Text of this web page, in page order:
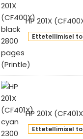
HP 201X
Ettetellimisel
HP 201X
Ettetellimisel